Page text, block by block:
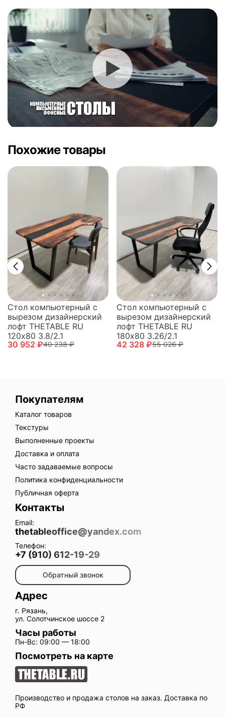
Похожие товары
Стол компьютерный с
вырезом дизайнерский
лофт THETABLE RU
120х80 3.8/2.1
30 952 ₽40 238 ₽
Стол компьютерный с
вырезом дизайнерский
лофт THETABLE RU
180х80 3.26/2.1
42 328 ₽55 026 ₽
Производство и продажа столов на заказ. Доставка по
РФ
Покупателям
Каталог товаров
Текстуры
Выполненные проекты
Доставка и оплата
Часто задаваемые вопросы
Политика конфиденциальности
Публичная оферта
Контакты
Email:
thetableoffice@yandex.com
Телефон:
+7 (910) 612-19-29
Обратный звонок
Адрес
г. Рязань,
ул. Солотчинское шоссе 2
Часы работы
Пн-Вс: 09:00 — 18:00
Посмотреть на карте